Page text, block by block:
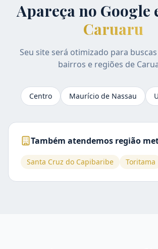
Apareça no Google
Caruaru
Seu site será otimizado para
bairros e regiões de
Centro Maurício de Nassau
Também atendemos região
Santa Cruz do Capibaribe Toritama